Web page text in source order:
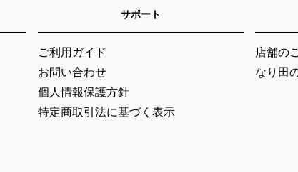
サポート
ご利用ガイド
お問い合わせ
個人情報保護方針
特定商取引法に基づく表示
店舗の
なり田